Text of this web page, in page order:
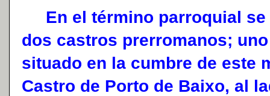
En el término parroquial se
dos castros prerromanos;
situado en la cumbre de este
Castro de Porto de Baixo, al